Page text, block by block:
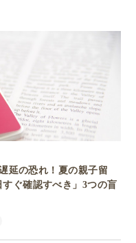
延の恐れ！夏の親子留
ぐ確認すべき」3つの盲